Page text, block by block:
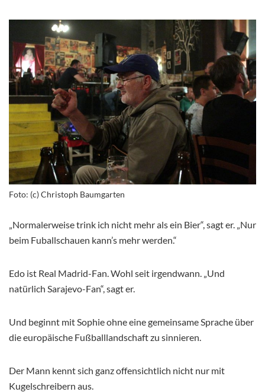
Foto: (c) Christoph Baumgarten
„Normalerweise trink ich nicht mehr als ein Bier“, sagt er. „Nur
beim Fuballschauen kann’s mehr werden.“
Edo ist Real Madrid-Fan. Wohl seit irgendwann. „Und
natürlich Sarajevo-Fan“, sagt er.
Und beginnt mit Sophie ohne eine gemeinsame Sprache über
die europäische Fußballlandschaft zu sinnieren.
Der Mann kennt sich ganz offensichtlich nicht nur mit
Kugelschreibern aus.